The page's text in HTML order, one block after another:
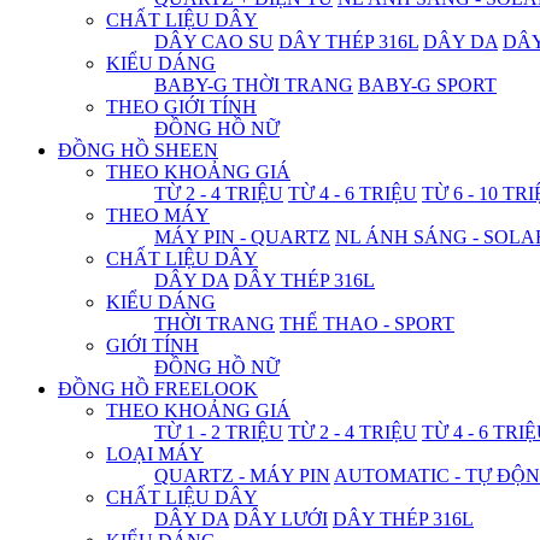
CHẤT LIỆU DÂY
DÂY CAO SU DÂY THÉP 316L DÂY DA
KIỂU DÁNG
BABY-G THỜI TRANG BABY-G SPORT
THEO GIỚI TÍNH
ĐỒNG HỒ NỮ
ĐỒNG HỒ SHEEN
THEO KHOẢNG GIÁ
TỪ 2 - 4 TRIỆU TỪ 4 - 6 TRIỆU TỪ 6 - 10
THEO MÁY
MÁY PIN - QUARTZ NL ÁNH SÁNG -
CHẤT LIỆU DÂY
DÂY DA DÂY THÉP 316L
KIỂU DÁNG
THỜI TRANG THỂ THAO - SPORT
GIỚI TÍNH
ĐỒNG HỒ NỮ
ĐỒNG HỒ FREELOOK
THEO KHOẢNG GIÁ
TỪ 1 - 2 TRIỆU TỪ 2 - 4 TRIỆU TỪ 4 - 6
LOẠI MÁY
QUARTZ - MÁY PIN AUTOMATIC - TỰ
CHẤT LIỆU DÂY
DÂY DA DÂY LƯỚI DÂY THÉP 316L